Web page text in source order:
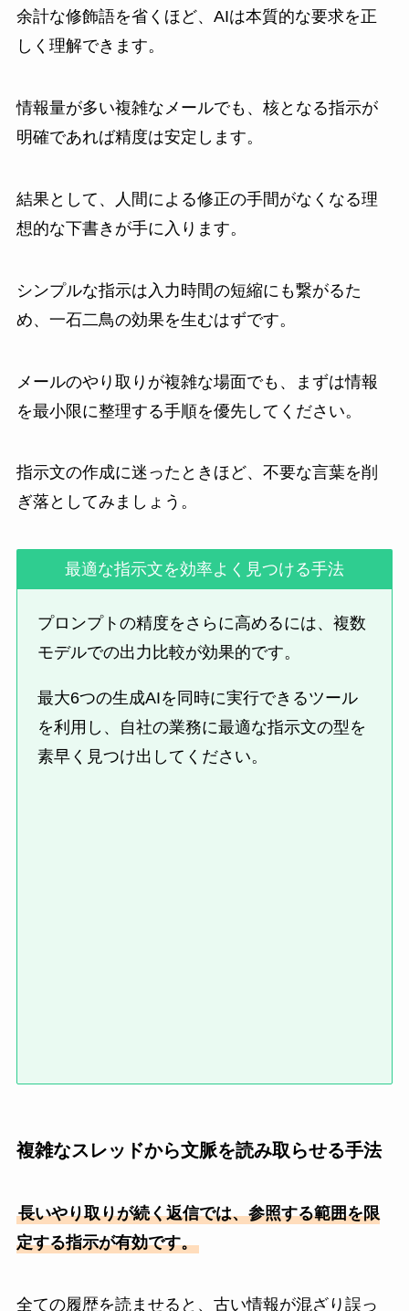
余計な修飾語を省くほど、AIは本質的な要求を正
しく理解できます。
情報量が多い複雑なメールでも、核となる指示が
明確であれば精度は安定します。
結果として、人間による修正の手間がなくなる理
想的な下書きが手に入ります。
シンプルな指示は入力時間の短縮にも繋がるた
め、一石二鳥の効果を生むはずです。
メールのやり取りが複雑な場面でも、まずは情報
を最小限に整理する手順を優先してください。
指示文の作成に迷ったときほど、不要な言葉を削
ぎ落としてみましょう。
最適な指示文を効率よく見つける手法
プロンプトの精度をさらに高めるには、複数
モデルでの出力比較が効果的です。
最大6つの生成AIを同時に実行できるツール
を利用し、自社の業務に最適な指示文の型を
素早く見つけ出してください。
複雑なスレッドから文脈を読み取らせる手法
長いやり取りが続く返信では、参照する範囲を限
定する指示が有効です。
全ての履歴を読ませると、古い情報が混ざり誤っ